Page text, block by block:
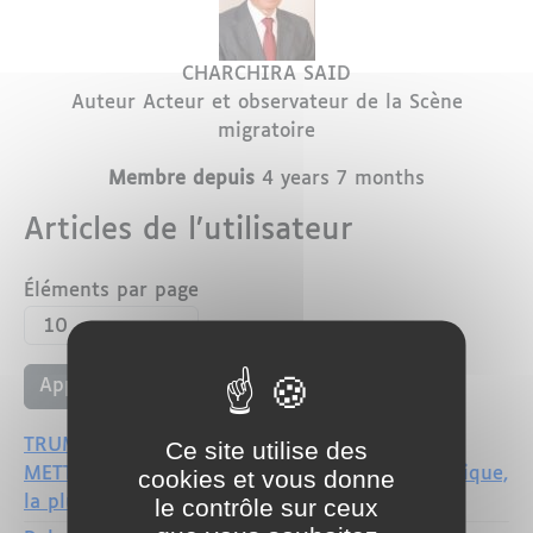
Nom
CHARCHIRA Prénom
SAID
Profession
Auteur Acteur et observateur de la Scène
migratoire
Membre depuis 4 years 7 months
Articles de l’utilisateur
Éléments par page
TRUMP : L'HOMME QUI AVAIT PROMIS DE
METTRE FIN AUX GUERRES — La crise géopolitique,
la plus explosive du moment
Ce site utilise des
cookies et vous donne
le contrôle sur ceux